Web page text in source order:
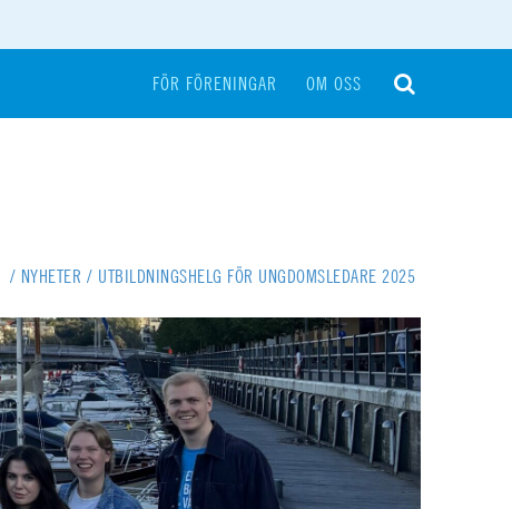
FÖR FÖRENINGAR OM OSS
/ NYHETER / UTBILDNINGSHELG FÖR UNGDOMSLEDARE 2025